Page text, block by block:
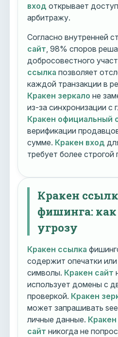
вход открывает
арбитражу.
Согласно внутренней
сайт , 98% споров
добросовестного
ссылка позволяет
каждой транзакции в
Кракен зеркало не
из-за синхронизации с
Кракен официальный
верификации
сумме. Кракен вход
требует более строгой
Кракен
фишинга: как
угрозу
Кракен ссылка
содержит опечатки
символы. Кракен сайт
использует домены с
проверкой. Кракен
может запрашивать
личные данные.
сайт никогда не